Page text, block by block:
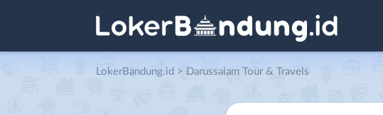
LokerBandung.id > Darussalam Tour & Travels